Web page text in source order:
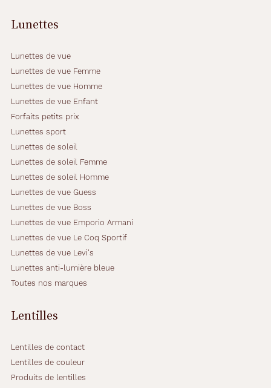
Lunettes
Lunettes de vue
Lunettes de vue Femme
Lunettes de vue Homme
Lunettes de vue Enfant
Forfaits petits prix
Lunettes sport
Lunettes de soleil
Lunettes de soleil Femme
Lunettes de soleil Homme
Lunettes de vue Guess
Lunettes de vue Boss
Lunettes de vue Emporio Armani
Lunettes de vue Le Coq Sportif
Lunettes de vue Levi's
Lunettes anti-lumière bleue
Toutes nos marques
Lentilles
Lentilles de contact
Lentilles de couleur
Produits de lentilles